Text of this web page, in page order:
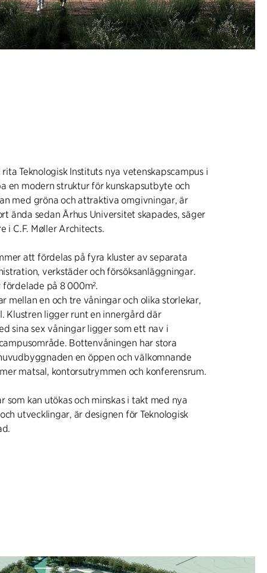
Teknologisk Instituts nya vetenskapscampus i
en modern struktur för kunskapsutbyte och
med gröna och attraktiva omgivningar, är
ända sedan Århus Universitet skapades, säger
i C.F. Møller Architects.
att fördelas på fyra kluster av separata
verkstäder och försöksanläggningar.
på 8 000m².
mellan en och tre våningar och olika storlekar,
Klustren ligger runt en innergård där
sina sex våningar ligger som ett nav i
Bottenvåningen har stora
en öppen och välkomnande
matsal, kontorsutrymmen och konferensrum.
som kan utökas och minskas i takt med nya
utvecklingar, är designen för Teknologisk